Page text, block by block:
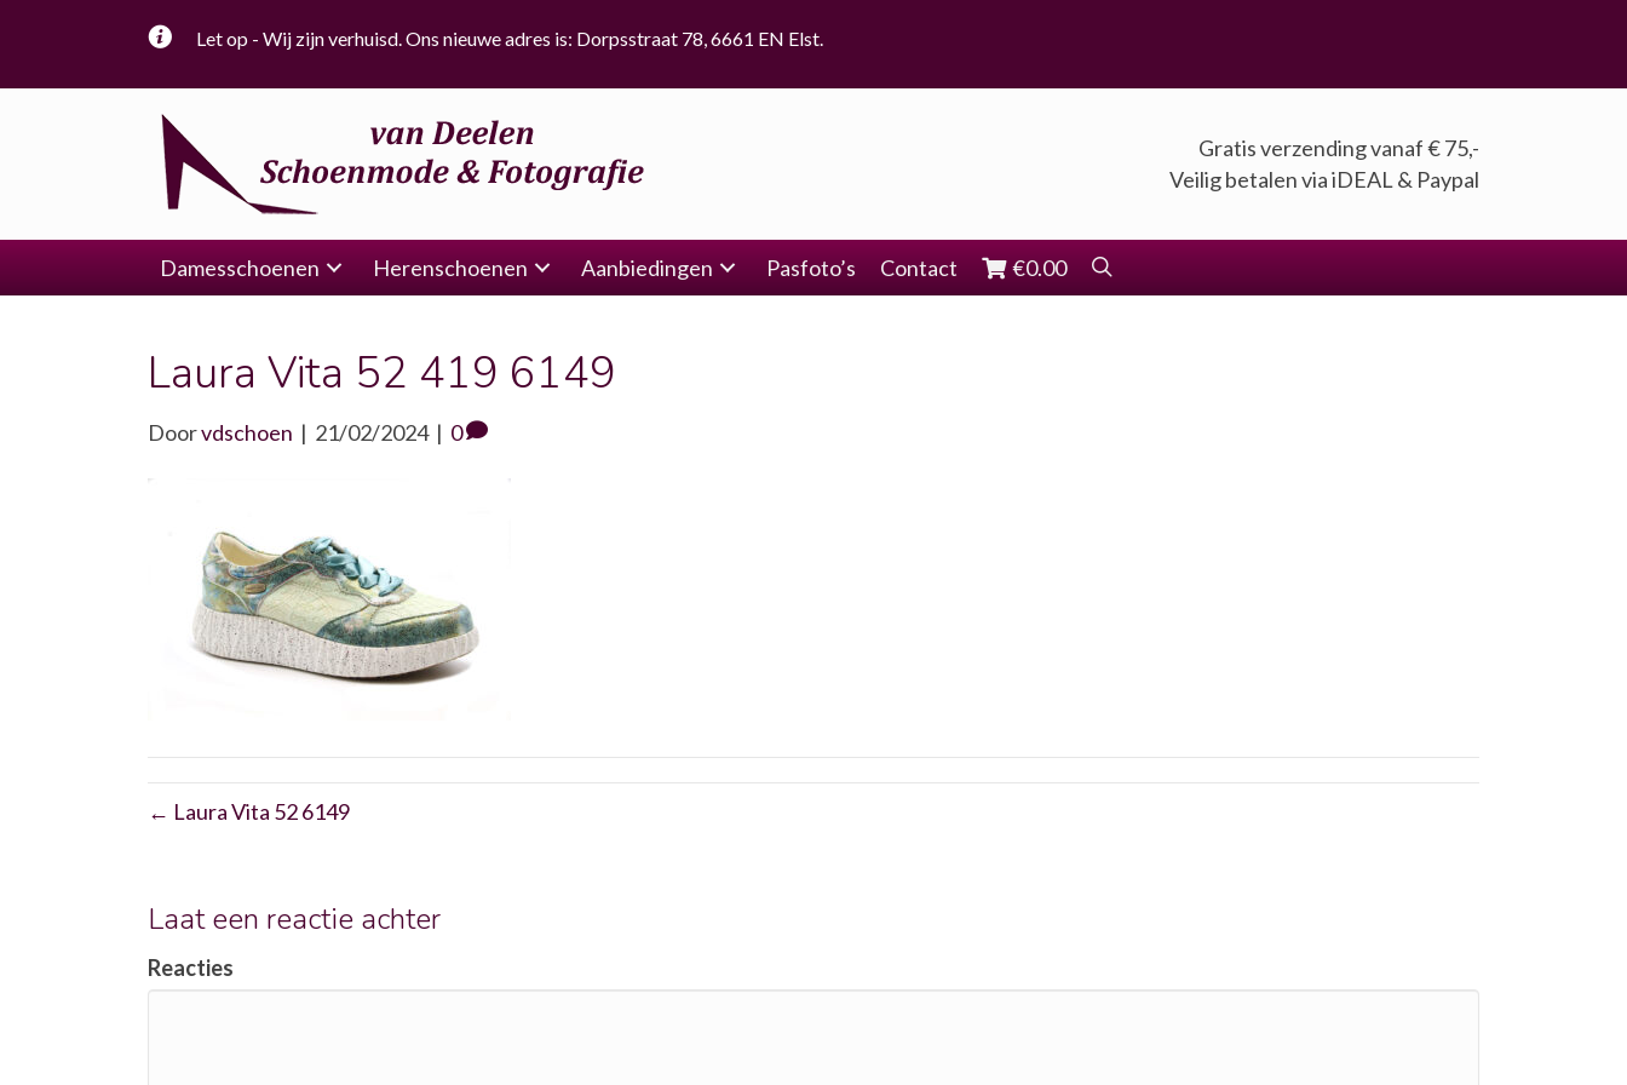
Let op - Wij zijn verhuisd. Ons nieuwe adres is: Dorpsstraat 78, 6661 EN Elst.
Gratis verzending vanaf € 75,-
Veilig betalen via iDEAL & Paypal
Damesschoenen Herenschoenen Aanbiedingen Pasfoto’s Contact €0.00
Laura Vita 52 419 6149
Doorvdschoen | 21/02/2024 | 0
← Laura Vita 52 6149
Laat een reactie achter
Reacties